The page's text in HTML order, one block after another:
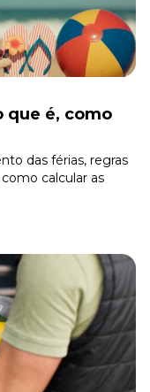
que é, como
das férias, regras
calcular as